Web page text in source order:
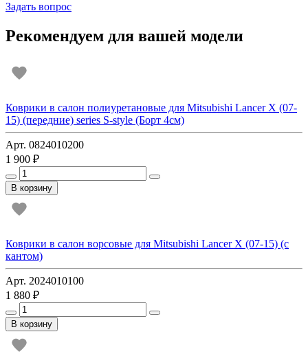
Задать вопрос
Рекомендуем для вашей модели
Коврики в салон полиуретановые для Mitsubishi Lancer Х (07-
15) (передние) series S-style (Борт 4см)
Арт. 0824010200
1 900 ₽
В корзину
Коврики в салон ворсовые для Mitsubishi Lancer Х (07-15) (с
кантом)
Арт. 2024010100
1 880 ₽
В корзину